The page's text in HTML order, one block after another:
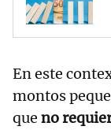
En este
montos
que no